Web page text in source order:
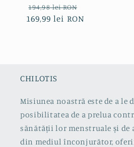
Preț
obișnuit
194,98 lei RON
redus
169,99 lei RON
CHILOTIS
Misiunea noastră este de a le
posibilitatea de a prelua
sănătății lor menstruale și de
din mediul înconjurător,